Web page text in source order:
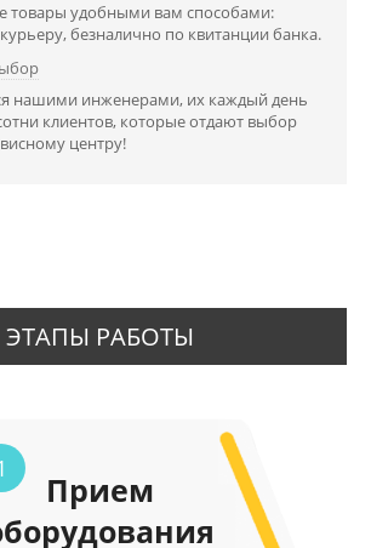
товары удобными вам способами:
безналично по квитанции банка.
нашими инженерами, их каждый день
клиентов, которые отдают выбор
центру!
ЭТАПЫ РАБОТЫ
Прием